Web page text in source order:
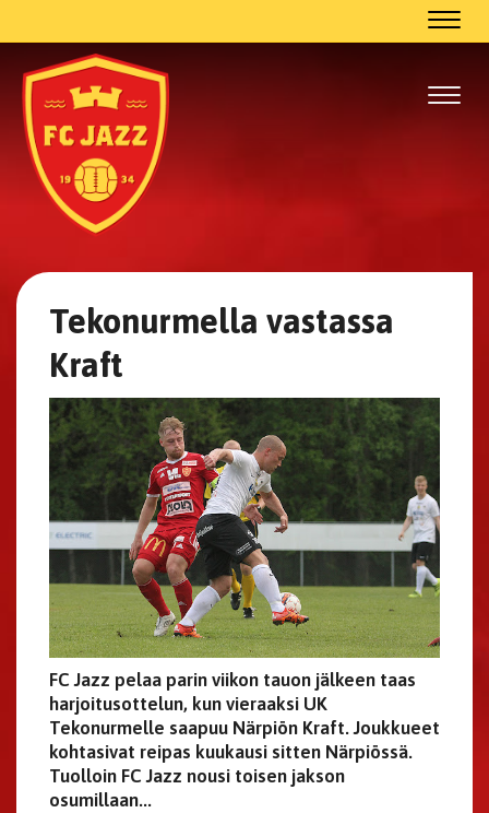
Tekonurmella vastassa
Kraft
FC Jazz pelaa parin viikon tauon jälkeen taas
harjoitusottelun, kun vieraaksi UK
Tekonurmelle saapuu Närpiön Kraft. Joukkueet
kohtasivat reipas kuukausi sitten Närpiössä.
Tuolloin FC Jazz nousi toisen jakson
osumillaan...